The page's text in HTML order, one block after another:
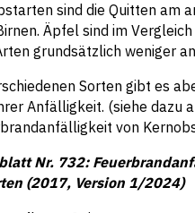
sind die Quitten am
Äpfel sind im
grundsätzlich weniger
Sorten gibt es
Anfälligkeit. (siehe dazu
von
Nr. 732:
(2017, Version 1/2024)